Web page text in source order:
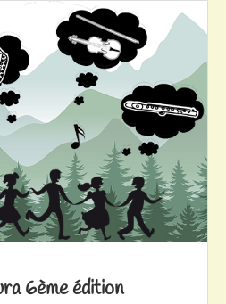
6ème édition